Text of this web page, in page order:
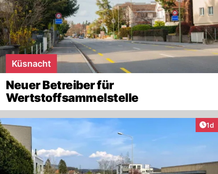
Küsnacht
Neuer Betreiber für
Wertstoffsammelstelle
1d